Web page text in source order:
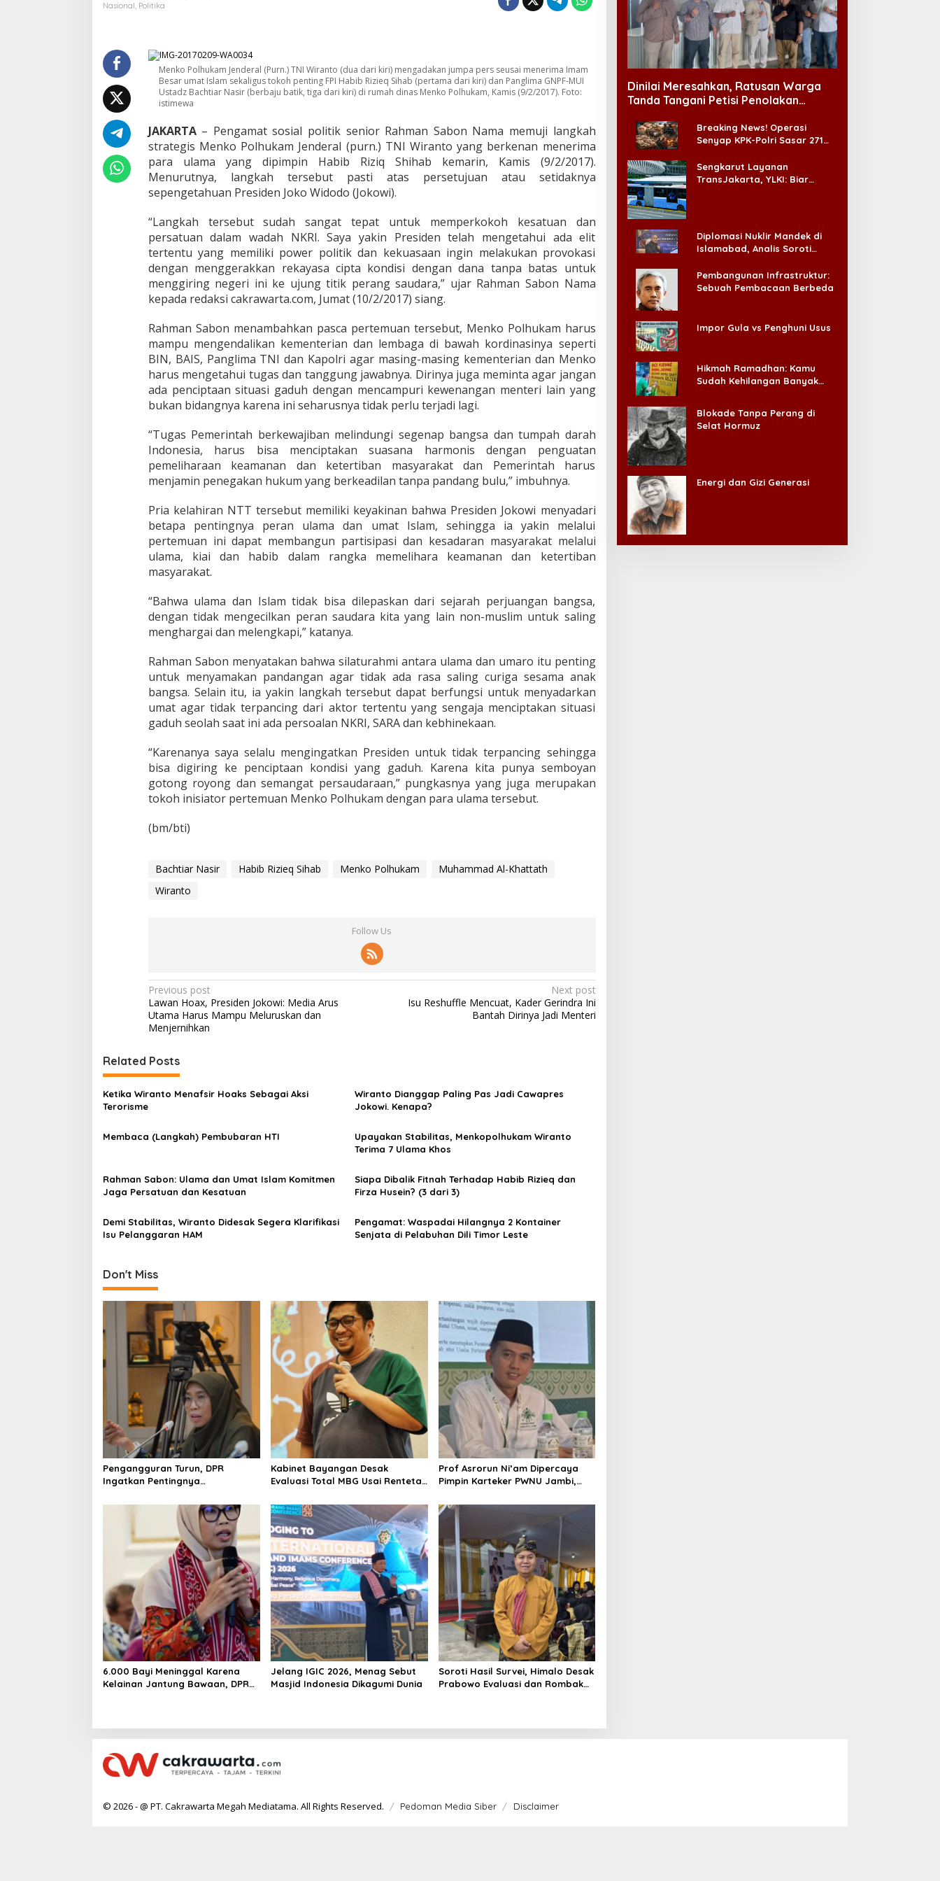
n
t
o
D
i
l
i
S
t
a
g
i
s
D
a
a
m
U
p
a
y
a
i
p
t
a
k
n
K
o
n
i
v
i
t
s
D
a
l
a
m
e
g
e
r
i
Nasional Politika
Menko Polhukam Jenderal (Purn.) TNI Wiranto (dua dari kiri) mengadakan jumpa pers seusai menerima Imam
Besar umat Islam sekaligus tokoh penting FPI Habib Rizieq Sihab (pertama dari kiri) dan Panglima GNPF-MUI
Ustadz Bachtiar Nasir (berbaju batik, tiga dari kiri) di rumah dinas Menko Polhukam, Kamis (9/2/2017). Foto:
istimewa
JAKARTA– Pengamat sosial politik senior Rahman Sabon Nama memuji langkah
strategis Menko Polhukam Jenderal (purn.) TNI Wiranto yang berkenan menerima
para ulama yang dipimpin Habib Riziq Shihab kemarin, Kamis (9/2/2017).
Menurutnya, langkah tersebut pasti atas persetujuan atau setidaknya
sepengetahuan Presiden Joko Widodo (Jokowi).
“Langkah tersebut sudah sangat tepat untuk memperkokoh kesatuan dan
persatuan dalam wadah NKRI. Saya yakin Presiden telah mengetahui ada elit
tertentu yang memiliki power politik dan kekuasaan ingin melakukan provokasi
dengan menggerakkan rekayasa cipta kondisi dengan dana tanpa batas untuk
menggiring negeri ini ke ujung titik perang saudara,” ujar Rahman Sabon Nama
kepada redaksi cakrawarta.com, Jumat (10/2/2017) siang.
Rahman Sabon menambahkan pasca pertemuan tersebut, Menko Polhukam harus
mampu mengendalikan kementerian dan lembaga di bawah kordinasinya seperti
BIN, BAIS, Panglima TNI dan Kapolri agar masing-masing kementerian dan Menko
harus mengetahui tugas dan tanggung jawabnya. Dirinya juga meminta agar jangan
ada penciptaan situasi gaduh dengan mencampuri kewenangan menteri lain yang
bukan bidangnya karena ini seharusnya tidak perlu terjadi lagi.
“Tugas Pemerintah berkewajiban melindungi segenap bangsa dan tumpah darah
Indonesia, harus bisa menciptakan suasana harmonis dengan penguatan
pemeliharaan keamanan dan ketertiban masyarakat dan Pemerintah harus
menjamin penegakan hukum yang berkeadilan tanpa pandang bulu,” imbuhnya.
Pria kelahiran NTT tersebut memiliki keyakinan bahwa Presiden Jokowi menyadari
betapa pentingnya peran ulama dan umat Islam, sehingga ia yakin melalui
pertemuan ini dapat membangun partisipasi dan kesadaran masyarakat melalui
ulama, kiai dan habib dalam rangka memelihara keamanan dan ketertiban
masyarakat.
“Bahwa ulama dan Islam tidak bisa dilepaskan dari sejarah perjuangan bangsa,
dengan tidak mengecilkan peran saudara kita yang lain non-muslim untuk saling
menghargai dan melengkapi,” katanya.
Rahman Sabon menyatakan bahwa silaturahmi antara ulama dan umaro itu penting
untuk menyamakan pandangan agar tidak ada rasa saling curiga sesama anak
bangsa. Selain itu, ia yakin langkah tersebut dapat berfungsi untuk menyadarkan
umat agar tidak terpancing dari aktor tertentu yang sengaja menciptakan situasi
gaduh seolah saat ini ada persoalan NKRI, SARA dan kebhinekaan.
“Karenanya saya selalu mengingatkan Presiden untuk tidak terpancing sehingga
bisa digiring ke penciptaan kondisi yang gaduh. Karena kita punya semboyan
gotong royong dan semangat persaudaraan,” pungkasnya yang juga merupakan
tokoh inisiator pertemuan Menko Polhukam dengan para ulama tersebut.
(bm/bti)
Bachtiar Nasir Habib Rizieq Sihab Menko Polhukam
Muhammad Al-Khattath
Wiranto
Follow Us
P
o
s
t
n
a
v
i
g
a
t
o
n
Previous post
Lawan Hoax, Presiden Jokowi: Media Arus
Utama Harus Mampu Meluruskan dan
Menjernihkan
Next post
Isu Reshuffle Mencuat, Kader Gerindra Ini
Bantah Dirinya Jadi Menteri
Related Posts
Ketika Wiranto Menafsir Hoaks Sebagai Aksi
Terorisme
Wiranto Dianggap Paling Pas Jadi Cawapres
Jokowi. Kenapa?
Membaca (Langkah) Pembubaran HTI
Upayakan Stabilitas, Menkopolhukam Wiranto
Terima 7 Ulama Khos
Rahman Sabon: Ulama dan Umat Islam Komitmen
Jaga Persatuan dan Kesatuan
Siapa Dibalik Fitnah Terhadap Habib Rizieq dan
Firza Husein? (3 dari 3)
Demi Stabilitas, Wiranto Didesak Segera Klarifikasi
Isu Pelanggaran HAM
Pengamat: Waspadai Hilangnya 2 Kontainer
Senjata di Pelabuhan Dili Timor Leste
Don't Miss
Pengangguran Turun, DPR
Ingatkan Pentingnya
Layak
Kabinet Bayangan Desak
Evaluasi Total MBG Usai Rentetan
Prof Asrorun Ni’am Dipercaya
Pimpin Karteker PWNU Jambi,
Kepemimpinan NU
6.000 Bayi Meninggal Karena
Kelainan Jantung Bawaan, DPR
Jelang IGIC 2026, Menag Sebut
Masjid Indonesia Dikagumi Dunia
Soroti Hasil Survei, Himalo Desak
Prabowo Evaluasi dan Rombak
Dinilai Meresahkan, Ratusan Warga
Tanda Tangani Petisi Penolakan
Breaking News! Operasi
Senyap KPK-Polri Sasar 271
Ada ‘Badai Pemeriksaan’
Sengkarut Layanan
TransJakarta, YLKI: Biar
Diplomasi Nuklir Mandek di
Islamabad, Analis Soroti
Pembangunan Infrastruktur:
Sebuah Pembacaan Berbeda
Impor Gula vs Penghuni Usus
Hikmah Ramadhan: Kamu
Sudah Kehilangan Banyak
Blokade Tanpa Perang di
Selat Hormuz
Energi dan Gizi Generasi
© 2026 - @ PT. Cakrawarta Megah Mediatama. All Rights Reserved. Pedoman Media Siber Disclaimer